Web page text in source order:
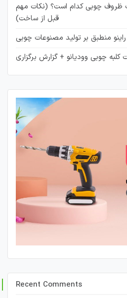
ظروف چوبی کدام است؟ (نکات مهم
قبل از ساخت)
منطبق بر تولید مصنوعات چوبی
چوبی وودیانو + گزارش برگزاری
Recent Comments